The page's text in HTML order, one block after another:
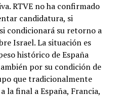
RTVE no ha confirmado
candidatura, si
condicionará su retorno a
Israel. La situación es
histórico de España
por su condición de
que tradicionalmente
la final a España, Francia,